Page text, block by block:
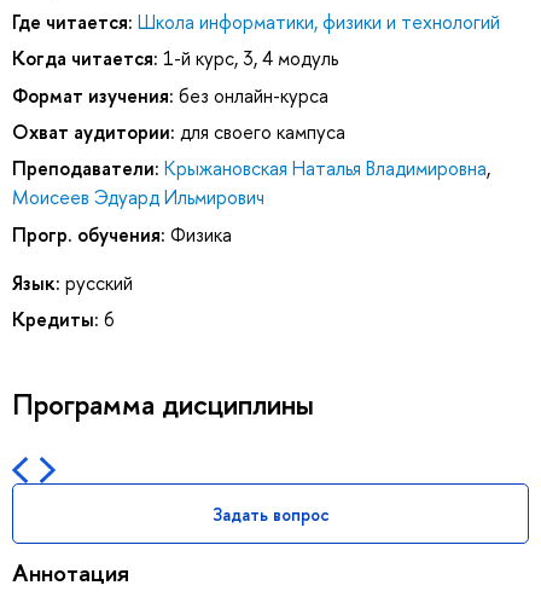
Где читается: Школа информатики, физики и технологий
Когда читается: 1-й курс, 3, 4 модуль
Формат изучения: без онлайн-курса
Охват аудитории: для своего кампуса
Преподаватели: Крыжановская Наталья Владимировна,
Моисеев Эдуард Ильмирович
Прогр. обучения: Физика
Язык: русский
Кредиты: 6
Программа дисциплины
Задать вопрос
Аннотация